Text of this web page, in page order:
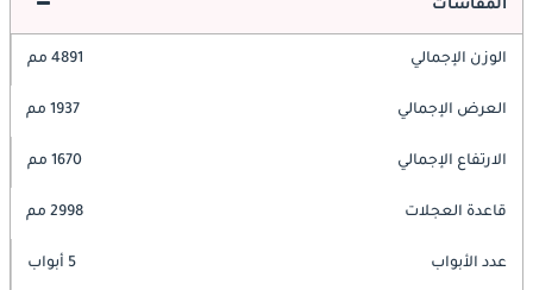
المقاسات
الوزن الإجمالي 4891 مم
العرض الإجمالي 1937 مم
الارتفاع الإجمالي 1670 مم
قاعدة العجلات 2998 مم
عدد الأبواب 5 أبواب